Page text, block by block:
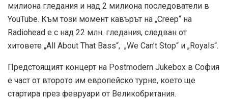
милиона гледания и над 2 милиона последователи в
YouTube. Към този момент кавърът на „Creep“ на
Radiohead е с над 22 млн. гледания, следван от
хитовете „All About That Bass“, „We Can’t Stop“ и „Royals“.
Предстоящият концерт на Postmodern Jukebox в София
е част от второто им европейско турне, което ще
стартира през февруари от Великобритания.